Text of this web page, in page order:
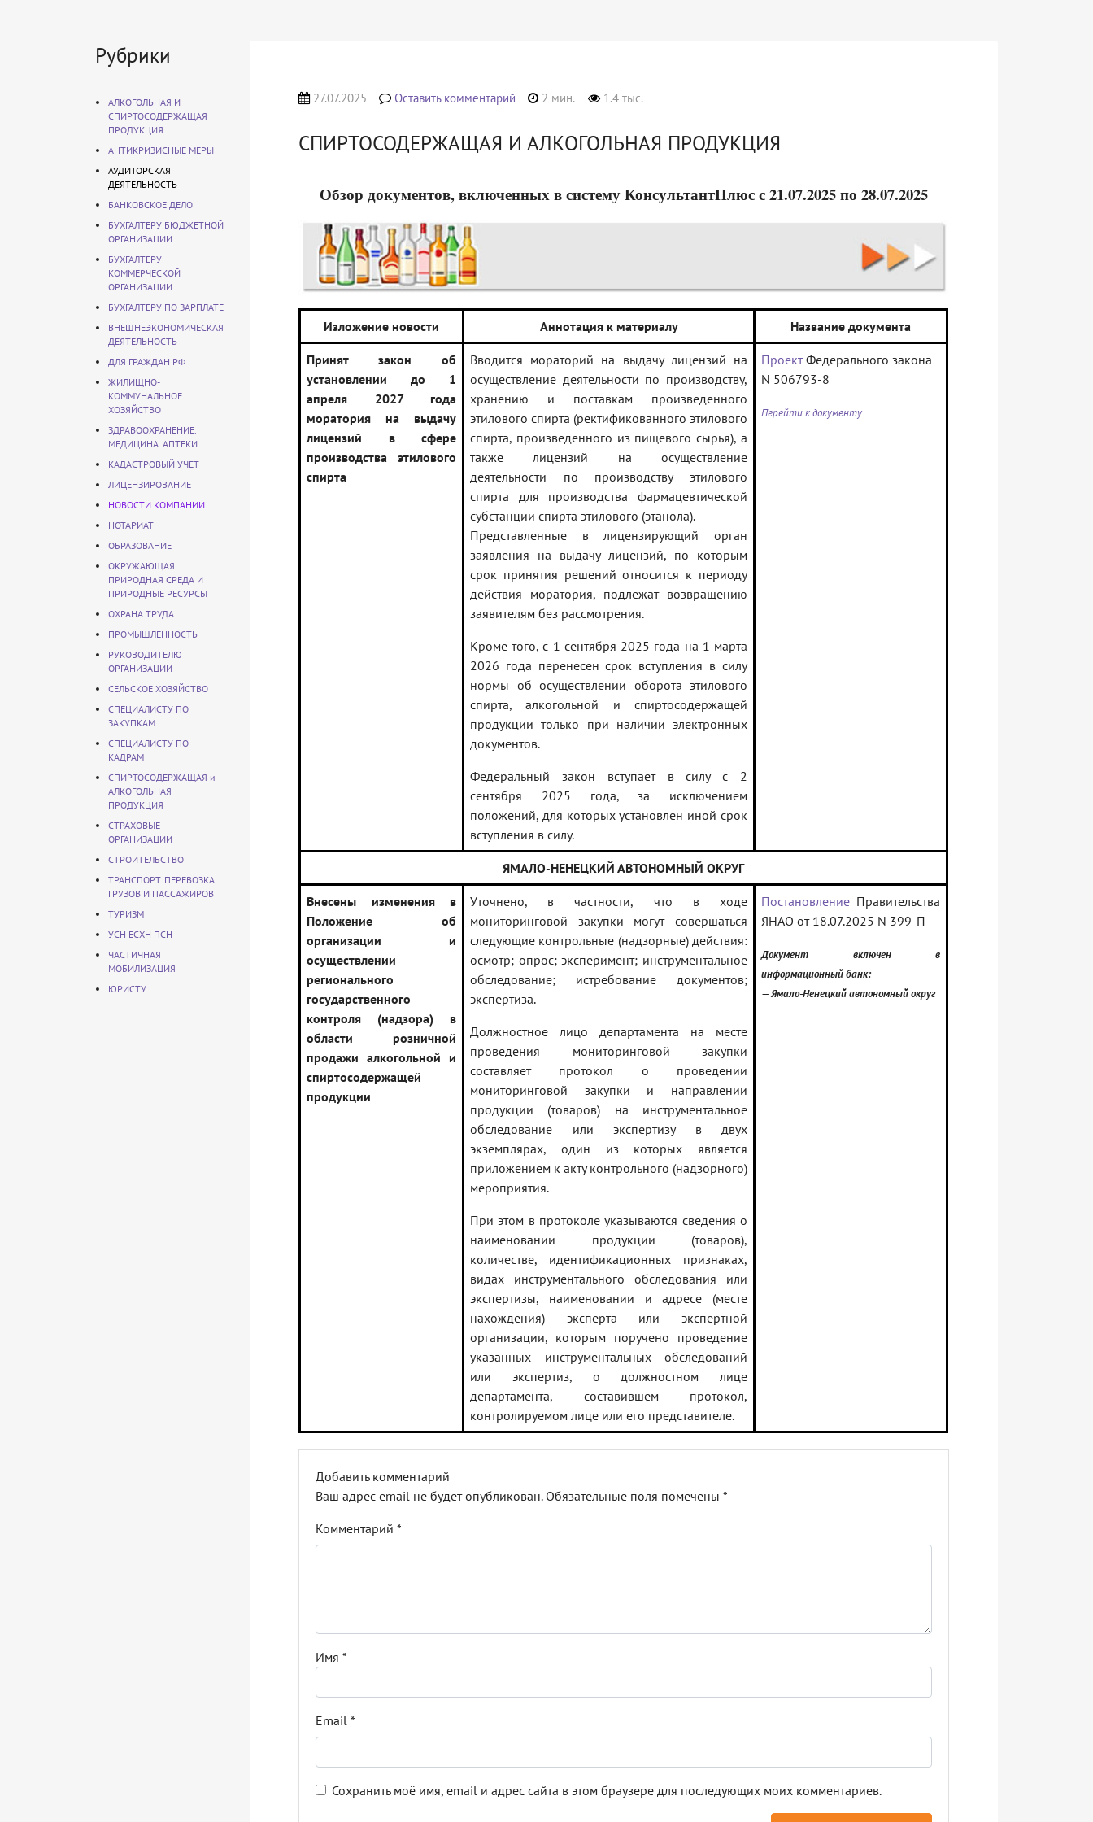
Рубрики
АЛКОГОЛЬНАЯ И
СПИРТОСОДЕРЖАЩАЯ
ПРОДУКЦИЯ
АНТИКРИЗИСНЫЕ МЕРЫ
АУДИТОРСКАЯ
ДЕЯТЕЛЬНОСТЬ
БАНКОВСКОЕ ДЕЛО
БУХГАЛТЕРУ БЮДЖЕТНОЙ
ОРГАНИЗАЦИИ
БУХГАЛТЕРУ
КОММЕРЧЕСКОЙ
ОРГАНИЗАЦИИ
БУХГАЛТЕРУ ПО ЗАРПЛАТЕ
ВНЕШНЕЭКОНОМИЧЕСКАЯ
ДЕЯТЕЛЬНОСТЬ
ДЛЯ ГРАЖДАН РФ
ЖИЛИЩНО-
КОММУНАЛЬНОЕ
ХОЗЯЙСТВО
ЗДРАВООХРАНЕНИЕ.
МЕДИЦИНА. АПТЕКИ
КАДАСТРОВЫЙ УЧЕТ
ЛИЦЕНЗИРОВАНИЕ
НОВОСТИ КОМПАНИИ
НОТАРИАТ
ОБРАЗОВАНИЕ
ОКРУЖАЮЩАЯ
ПРИРОДНАЯ СРЕДА И
ПРИРОДНЫЕ РЕСУРСЫ
ОХРАНА ТРУДА
ПРОМЫШЛЕННОСТЬ
РУКОВОДИТЕЛЮ
ОРГАНИЗАЦИИ
СЕЛЬСКОЕ ХОЗЯЙСТВО
СПЕЦИАЛИСТУ ПО
ЗАКУПКАМ
СПЕЦИАЛИСТУ ПО
КАДРАМ
СПИРТОСОДЕРЖАЩАЯ и
АЛКОГОЛЬНАЯ
ПРОДУКЦИЯ
СТРАХОВЫЕ
ОРГАНИЗАЦИИ
СТРОИТЕЛЬСТВО
ТРАНСПОРТ. ПЕРЕВОЗКА
ГРУЗОВ И ПАССАЖИРОВ
ТУРИЗМ
УСН ЕСХН ПСН
ЧАСТИЧНАЯ
МОБИЛИЗАЦИЯ
ЮРИСТУ
27.07.2025 Оставить комментарий 2 мин. 1.4 тыс.
СПИРТОСОДЕРЖАЩАЯ И АЛКОГОЛЬНАЯ ПРОДУКЦИЯ
Обзор документов, включенных в систему КонсультантПлюс с 21.07.2025 по 28.07.2025
Изложение новости Аннотация к материалу Название документа
Принят закон об
установлении до 1
апреля 2027 года
моратория на выдачу
лицензий в сфере
производства этилового
спирта
Вводится мораторий на выдачу лицензий на
осуществление деятельности по производству,
хранению и поставкам произведенного
этилового спирта (ректификованного этилового
спирта, произведенного из пищевого сырья), а
также лицензий на осуществление
деятельности по производству этилового
спирта для производства фармацевтической
субстанции спирта этилового (этанола).
Представленные в лицензирующий орган
заявления на выдачу лицензий, по которым
срок принятия решений относится к периоду
действия моратория, подлежат возвращению
заявителям без рассмотрения.
Кроме того, с 1 сентября 2025 года на 1 марта
2026 года перенесен срок вступления в силу
нормы об осуществлении оборота этилового
спирта, алкогольной и спиртосодержащей
продукции только при наличии электронных
документов.
Федеральный закон вступает в силу с 2
сентября 2025 года, за исключением
положений, для которых установлен иной срок
вступления в силу.
ПроектФедерального закона
N 506793-8
Перейти к документу
ЯМАЛО-НЕНЕЦКИЙ АВТОНОМНЫЙ ОКРУГ
Внесены изменения в
Положение об
организации и
осуществлении
регионального
государственного
контроля (надзора) в
области розничной
продажи алкогольной и
спиртосодержащей
продукции
Уточнено, в частности, что в ходе
мониторинговой закупки могут совершаться
следующие контрольные (надзорные) действия:
осмотр; опрос; эксперимент; инструментальное
обследование; истребование документов;
экспертиза.
Должностное лицо департамента на месте
проведения мониторинговой закупки
составляет протокол о проведении
мониторинговой закупки и направлении
продукции (товаров) на инструментальное
обследование или экспертизу в двух
экземплярах, один из которых является
приложением к акту контрольного (надзорного)
мероприятия.
При этом в протоколе указываются сведения о
наименовании продукции (товаров),
количестве, идентификационных признаках,
видах инструментального обследования или
экспертизы, наименовании и адресе (месте
нахождения) эксперта или экспертной
организации, которым поручено проведение
указанных инструментальных обследований
или экспертиз, о должностном лице
департамента, составившем протокол,
контролируемом лице или его представителе.
Постановление Правительства
ЯНАО от 18.07.2025 N 399-П
Документ включен в
информационный банк:
— Ямало-Ненецкий автономный округ
Добавить комментарий
Ваш адрес email не будет опубликован. Обязательные поля помечены *
Комментарий *
Имя *
Email *
Сохранить моё имя, email и адрес сайта в этом браузере для последующих моих комментариев.